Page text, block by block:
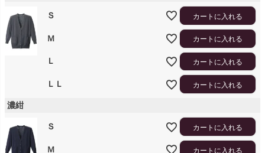
Ｓ カートに入れる
Ｍ カートに入れる
Ｌ カートに入れる
ＬＬ カートに入れる
濃紺
Ｓ カートに入れる
Ｍ カートに入れる